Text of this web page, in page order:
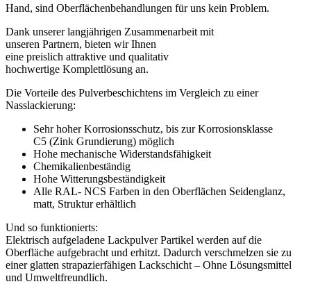
Hand, sind Oberflächenbehandlungen für uns kein Problem.
Dank unserer langjährigen Zusammenarbeit mit
unseren Partnern, bieten wir Ihnen
eine preislich attraktive und qualitativ
hochwertige Komplettlösung an.
Die Vorteile des Pulverbeschichtens im Vergleich zu einer
Nasslackierung:
Sehr hoher Korrosionsschutz, bis zur Korrosionsklasse
C5 (Zink Grundierung) möglich
Hohe mechanische Widerstandsfähigkeit
Chemikalienbeständig
Hohe Witterungsbeständigkeit
Alle RAL- NCS Farben in den Oberflächen Seidenglanz,
matt, Struktur erhältlich
Und so funktionierts:
Elektrisch aufgeladene Lackpulver Partikel werden auf die
Oberfläche aufgebracht und erhitzt. Dadurch verschmelzen sie zu
einer glatten strapazierfähigen Lackschicht – Ohne Lösungsmittel
und Umweltfreundlich.